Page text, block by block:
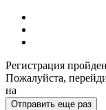
Регистрация
Пожалуйста,
на
Отправить еще раз